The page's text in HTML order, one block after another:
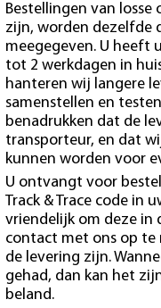
Bestellingen van losse
zijn, worden dezelfde
meegegeven. U heeft
tot 2 werkdagen in
hanteren wij langere
samenstellen en
benadrukken dat de
transporteur, en dat
kunnen worden voor
U ontvangt voor
Track & Trace code in
vriendelijk om deze in
contact met ons op te
de levering zijn.
gehad, dan kan het
beland.